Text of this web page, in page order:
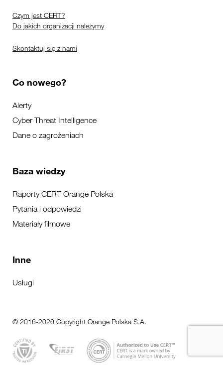
Czym jest CERT?
Do jakich organizacji należymy
Skontaktuj się z nami
Co nowego?
Alerty
Cyber Threat Intelligence
Dane o zagrożeniach
Baza wiedzy
Raporty CERT Orange Polska
Pytania i odpowiedzi
Materiały filmowe
Inne
Usługi
© 2016-2026 Copyright Orange Polska S.A.